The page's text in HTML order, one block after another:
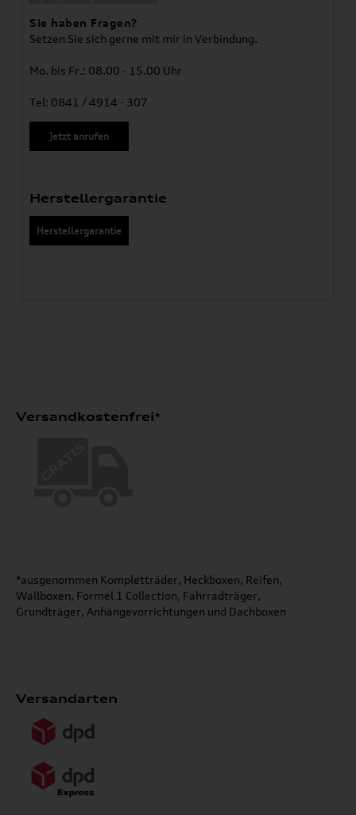
Sie haben Fragen?
Setzen Sie sich gerne mit mir in Verbindung.
Mo. bis Fr.: 08.00 - 15.00 Uhr
Tel: 0841 / 4914 - 307
Jetzt anrufen
Herstellergarantie
Herstellergarantie
Versandkostenfrei*
*ausgenommen Kompletträder, Heckboxen, Reifen,
Wallboxen, Formel 1 Collection, Fahrradträger,
Grundträger, Anhängevorrichtungen und Dachboxen
Versandarten